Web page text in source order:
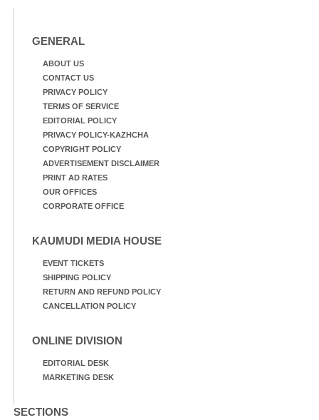
GENERAL
ABOUT US
CONTACT US
PRIVACY POLICY
TERMS OF SERVICE
EDITORIAL POLICY
PRIVACY POLICY-KAZHCHA
COPYRIGHT POLICY
ADVERTISEMENT DISCLAIMER
PRINT AD RATES
OUR OFFICES
CORPORATE OFFICE
KAUMUDI MEDIA HOUSE
EVENT TICKETS
SHIPPING POLICY
RETURN AND REFUND POLICY
CANCELLATION POLICY
ONLINE DIVISION
EDITORIAL DESK
MARKETING DESK
SECTIONS